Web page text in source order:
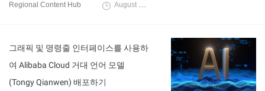
Regional Content Hub August 12, 2024
그래픽 및 명령줄 인터페이스를 사용하
여 Alibaba Cloud 거대 언어 모델
(Tongy Qianwen) 배포하기